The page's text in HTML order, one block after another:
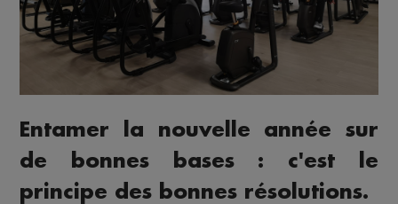
Entamer la nouvelle année sur
de bonnes bases : c'est le
principe des bonnes résolutions.